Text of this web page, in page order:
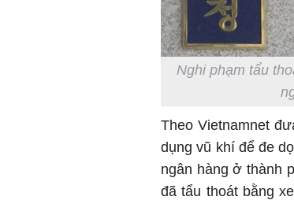
Nghi phạm tẩu
Theo Vietnamnet
dụng vũ khí để đe
ngân hàng ở thành
đã tẩu thoát bằng